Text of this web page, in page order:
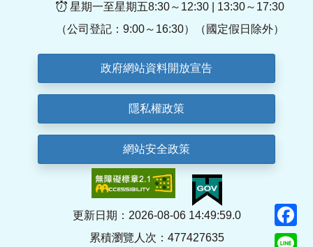
星期一至星期五8:30～12:30 | 13:30～17:30
（公司登記：9:00～16:30）（國定假日除外）
政府網站資料開放宣告
隱私權政策
網站安全政策
更新日期：2026-08-06 14:49:59.0
累積瀏覽人次：477427635